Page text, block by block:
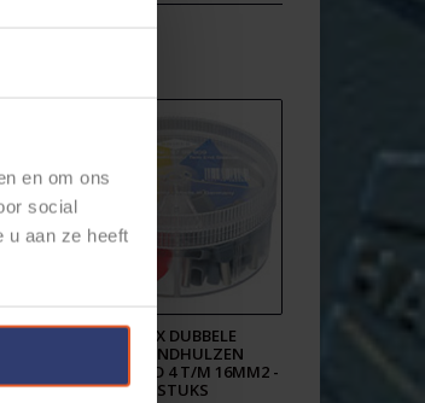
en om ons
social
u aan ze heeft
KNIPEX DUBBELE
ADEREINDHULZEN
GEÏSOLEERD 4 T/M 16MM2 -
45STUKS